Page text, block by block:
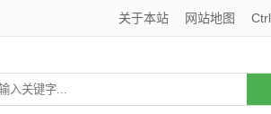
网站地图
关于本站